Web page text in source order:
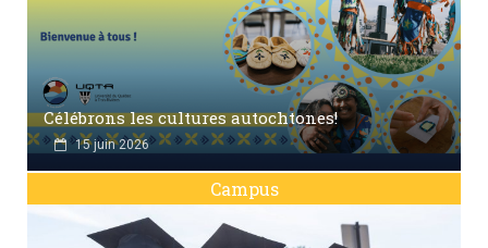
Célébrons les cultures autochtones!
15 juin 2026
Campus